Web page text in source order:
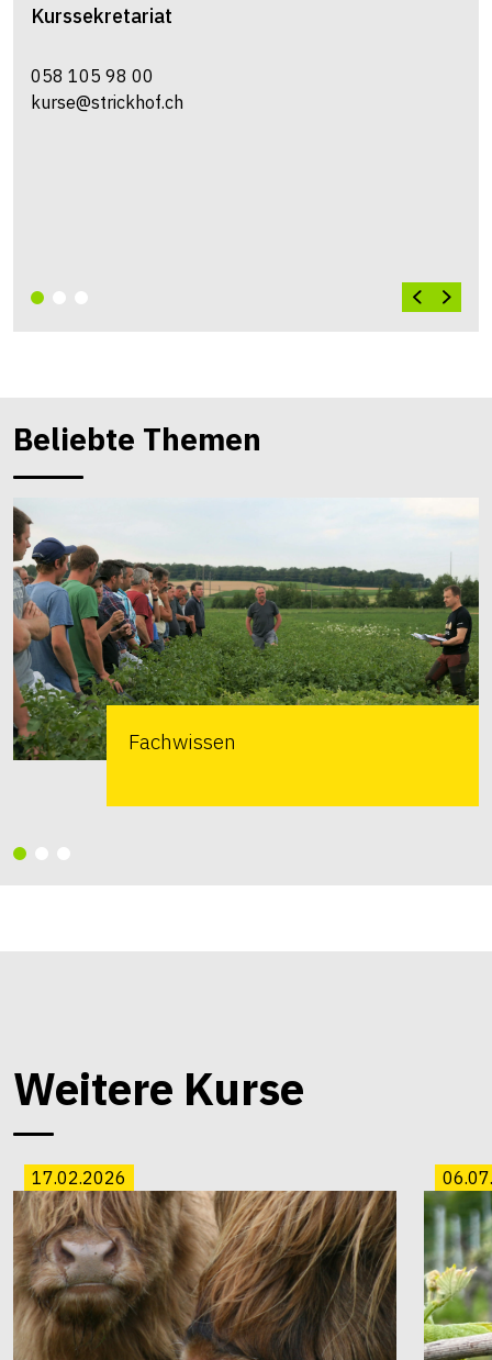
Kurssekretariat
058 105 98 00
kurse@strickhof.ch
Beliebte Themen
Fachwissen
Weitere Kurse
17.02.2026